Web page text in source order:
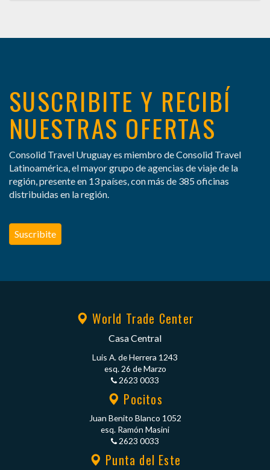
SUSCRIBITE Y RECIBÍ
NUESTRAS OFERTAS
Consolid Travel Uruguay es miembro de Consolid Travel
Latinoamérica, el mayor grupo de agencias de viaje de la
región, presente en 13 países, con más de 385 oficinas
distribuidas en la región.
Suscribite
World Trade Center
Casa Central
Luis A. de Herrera 1243
esq. 26 de Marzo
2623 0033
Pocitos
Juan Benito Blanco 1052
esq. Ramón Masini
2623 0033
Punta del Este